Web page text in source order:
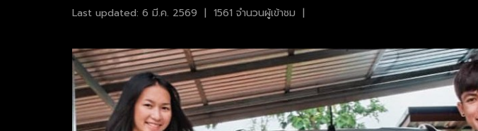
Last updated: 6 มี.ค. 2569 | 1561 จำนวนผู้เข้าชม |